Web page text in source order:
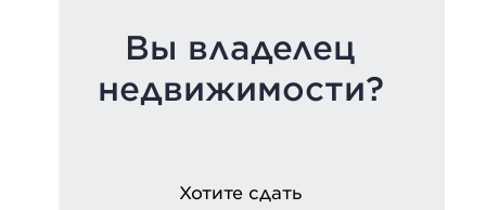
Вы владелец
недвижимости?
Хотите сдать